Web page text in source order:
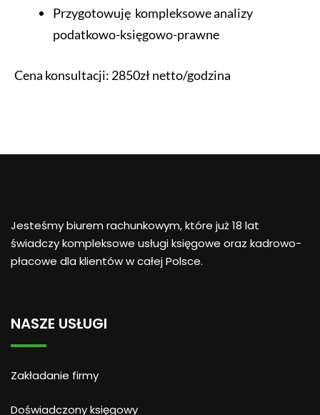
Przygotowuję kompleksowe analizy
podatkowo-księgowo-prawne
Cena konsultacji: 2850zł netto/godzina
Jesteśmy biurem rachunkowym, które już 18 lat
świadczy kompleksowe usługi księgowe oraz kadrowo-
płacowe dla klientów w całej Polsce.
NASZE USŁUGI
Zakładanie firmy
Doświadczony księgowy